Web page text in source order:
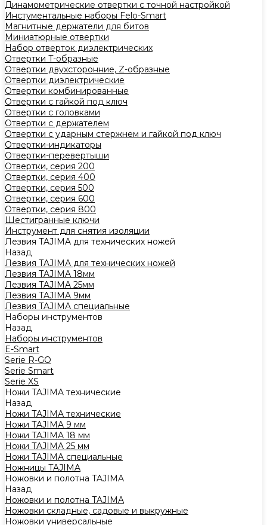
Динамометрические отвертки с точной настройкой
Инстументальные наборы Felo-Smart
Магнитные держатели для битов
Миниатюрные отвертки
Набор отверток диэлектрических
Отвертки T-образные
Отвертки двухсторонние, Z-образные
Отвертки диэлектрические
Отвертки комбинированные
Отвертки с гайкой под ключ
Отвертки с головками
Отвертки с держателем
Отвертки с ударным стержнем и гайкой под ключ
Отвертки-индикаторы
Отвертки-перевертыши
Отвертки, серия 200
Отвертки, серия 400
Отвертки, серия 500
Отвертки, серия 600
Отвертки, серия 800
Шестигранные ключи
Инструмент для снятия изоляции
Лезвия TAJIMA для технических ножей
Назад
Лезвия TAJIMA для технических ножей
Лезвия TAJIMA 18мм
Лезвия TAJIMA 25мм
Лезвия TAJIMA 9мм
Лезвия TAJIMA специальные
Наборы инструментов
Назад
Наборы инструментов
E-Smart
Serie R-GO
Serie Smart
Serie XS
Ножи TAJIMA технические
Назад
Ножи TAJIMA технические
Ножи TAJIMA 9 мм
Ножи TAJIMA 18 мм
Ножи TAJIMA 25 мм
Ножи TAJIMA специальные
Ножницы TAJIMA
Ножовки и полотна TAJIMA
Назад
Ножовки и полотна TAJIMA
Ножовки складные, садовые и выкружные
Ножовки универсальные